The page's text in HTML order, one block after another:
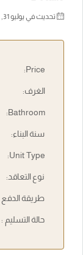
تحديث في يوليو 31, 2025 في 1:02 م
Price:
الغرف:
Bathroom:
سنة البناء:
Unit Type:
نوع التعاقد:
طريقة الدفع
حالة التسليم :